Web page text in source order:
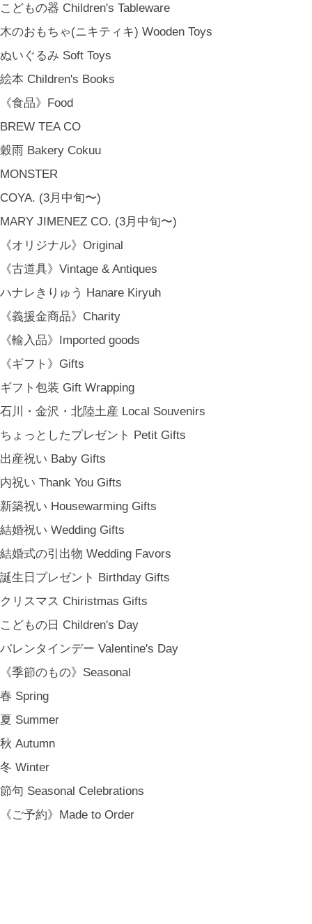
こどもの器 Children's Tableware
木のおもちゃ(ニキティキ) Wooden Toys
ぬいぐるみ Soft Toys
絵本 Children's Books
《食品》Food
BREW TEA CO
穀雨 Bakery Cokuu
MONSTER
COYA. (3月中旬〜)
MARY JIMENEZ CO. (3月中旬〜)
《オリジナル》Original
《古道具》Vintage & Antiques
ハナレきりゅう Hanare Kiryuh
《義援金商品》Charity
《輸入品》Imported goods
《ギフト》Gifts
ギフト包装 Gift Wrapping
石川・金沢・北陸土産 Local Souvenirs
ちょっとしたプレゼント Petit Gifts
出産祝い Baby Gifts
内祝い Thank You Gifts
新築祝い Housewarming Gifts
結婚祝い Wedding Gifts
結婚式の引出物 Wedding Favors
誕生日プレゼント Birthday Gifts
クリスマス Chiristmas Gifts
こどもの日 Children's Day
バレンタインデー Valentine's Day
《季節のもの》Seasonal
春 Spring
夏 Summer
秋 Autumn
冬 Winter
節句 Seasonal Celebrations
《ご予約》Made to Order
金沢・北陸で生まれたさまざまな作品を中心に、物語を宿し、使う人の
日常という大切な時間にそっと寄り添う品々をキュレート。それぞれの
美しさに、和と洋、OLD & NEW のインスピレーションを重ね、暮らし
カーサ・ルア] 石川県金沢市尾張町2-14-20 八百萬本舗 内 casa rua / A
RU / icca / icca nicca Home Page Production & Photos by rua., co. ltd
[ MENU ]
SHOPPING GUIDE
FAQ
BLOG
CONTACT
TOP
MY PAGE
[ MAIL MAGAZINE ]
登録
[ NOTICE ]
プライバシーポリシー
会員規約